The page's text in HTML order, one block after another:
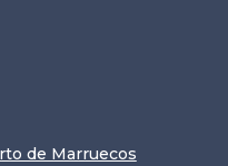
de Marruecos